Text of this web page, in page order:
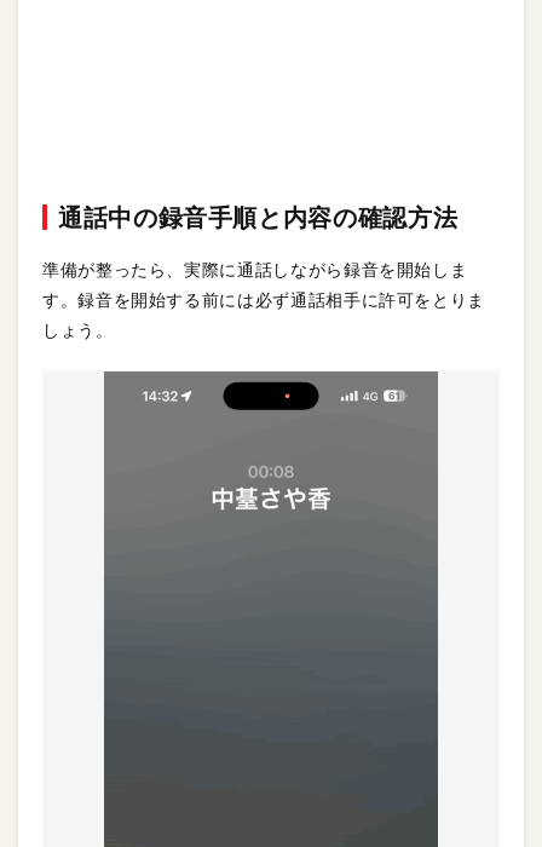
通話中の録音手順と内容の確認方法
準備が整ったら、実際に通話しながら録音を開始しま
す。録音を開始する前には必ず通話相手に許可をとりま
しょう。